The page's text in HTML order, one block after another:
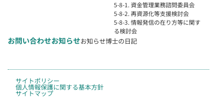
5-8-1. 資金管理業務諮問委員会
5-8-2. 再資源化等支援検討会
5-8-3. 情報発信の在り方等に関す
る検討会
お問い合わせお知らせお知らせ博士の日記
サイトポリシー
個人情報保護に関する基本方針
サイトマップ